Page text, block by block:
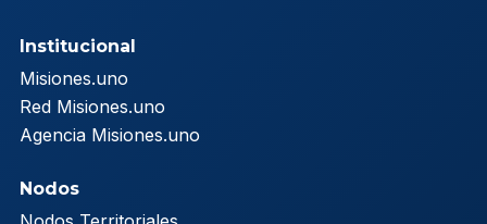
Institucional
Misiones.uno
Red Misiones.uno
Agencia Misiones.uno
Nodos